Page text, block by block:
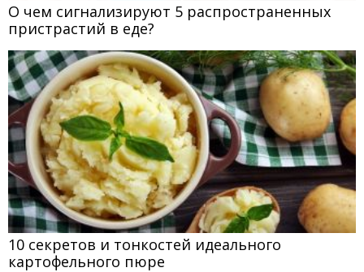
О чем сигнализируют 5 распространенных
пристрастий в еде?
10 секретов и тонкостей идеального
картофельного пюре